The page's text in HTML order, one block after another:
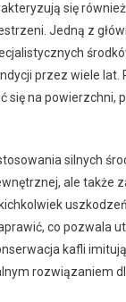
się
Jedną z
przez wiele lat.
się na powierzchni,
silnych
ale także
co pozwala
kafli
rozwiązaniem